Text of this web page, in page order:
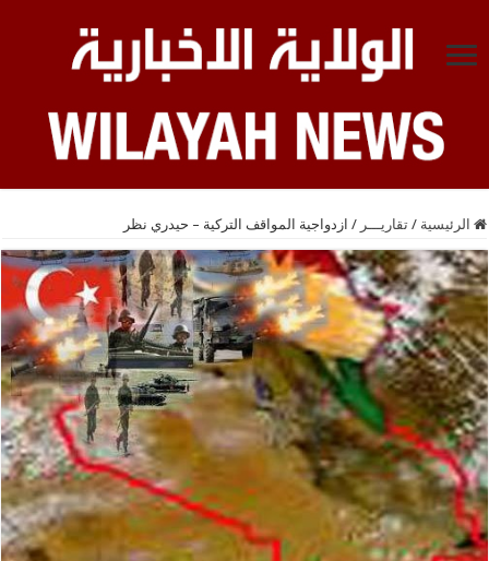
الرئيسية / تقاريـــر / ازدواجية المواقف التركية – حيدري نظر